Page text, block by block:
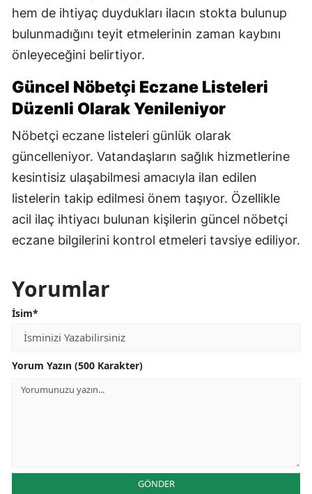
hem de ihtiyaç duydukları ilacın stokta bulunup
bulunmadığını teyit etmelerinin zaman kaybını
önleyeceğini belirtiyor.
Güncel Nöbetçi Eczane Listeleri
Düzenli Olarak Yenileniyor
Nöbetçi eczane listeleri günlük olarak
güncelleniyor. Vatandaşların sağlık hizmetlerine
kesintisiz ulaşabilmesi amacıyla ilan edilen
listelerin takip edilmesi önem taşıyor. Özellikle
acil ilaç ihtiyacı bulunan kişilerin güncel nöbetçi
eczane bilgilerini kontrol etmeleri tavsiye ediliyor.
Yorumlar
İsim*
Yorum Yazın (500 Karakter)
GÖNDER